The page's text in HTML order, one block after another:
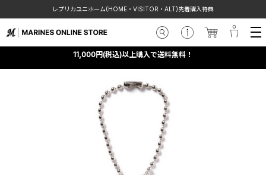
レプリカユニホーム(HOME・VISITOR・ALT)先着購入特典
11,000円(税込)以上購入で送料無料！